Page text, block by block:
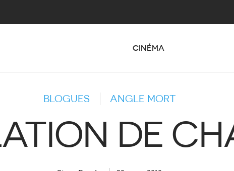
CINÉMA
BLOGUES ANGLE MORT
DE